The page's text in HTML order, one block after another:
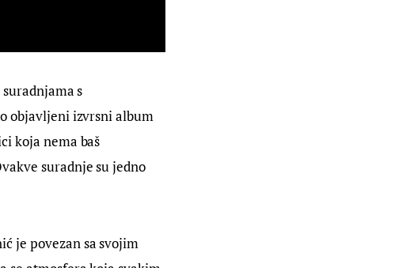
s
objavljeni izvrsni album
koja nema baš
suradnje su jedno
je povezan sa svojim